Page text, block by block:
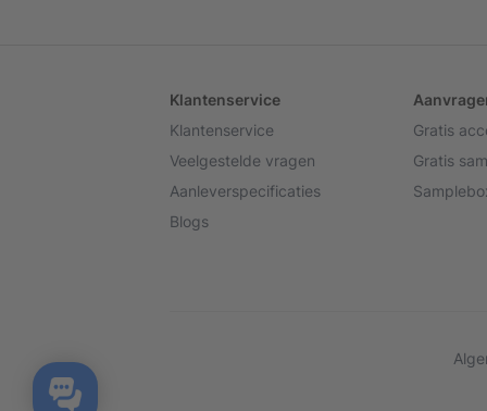
Klantenservice
Klantenservice
Veelgestelde vragen
Aanleverspecificaties
Blogs
Gratis
Gratis